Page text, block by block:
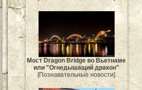
Мост Dragon Bridge во Вьетнаме
или "Огнедышащий дракон"
[Познавательные новости]